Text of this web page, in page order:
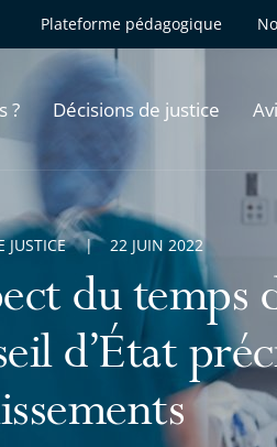
Plateforme pédagogique
? Décisions de justice
du temps
d’État
JUSTICE 22 JUIN 2022